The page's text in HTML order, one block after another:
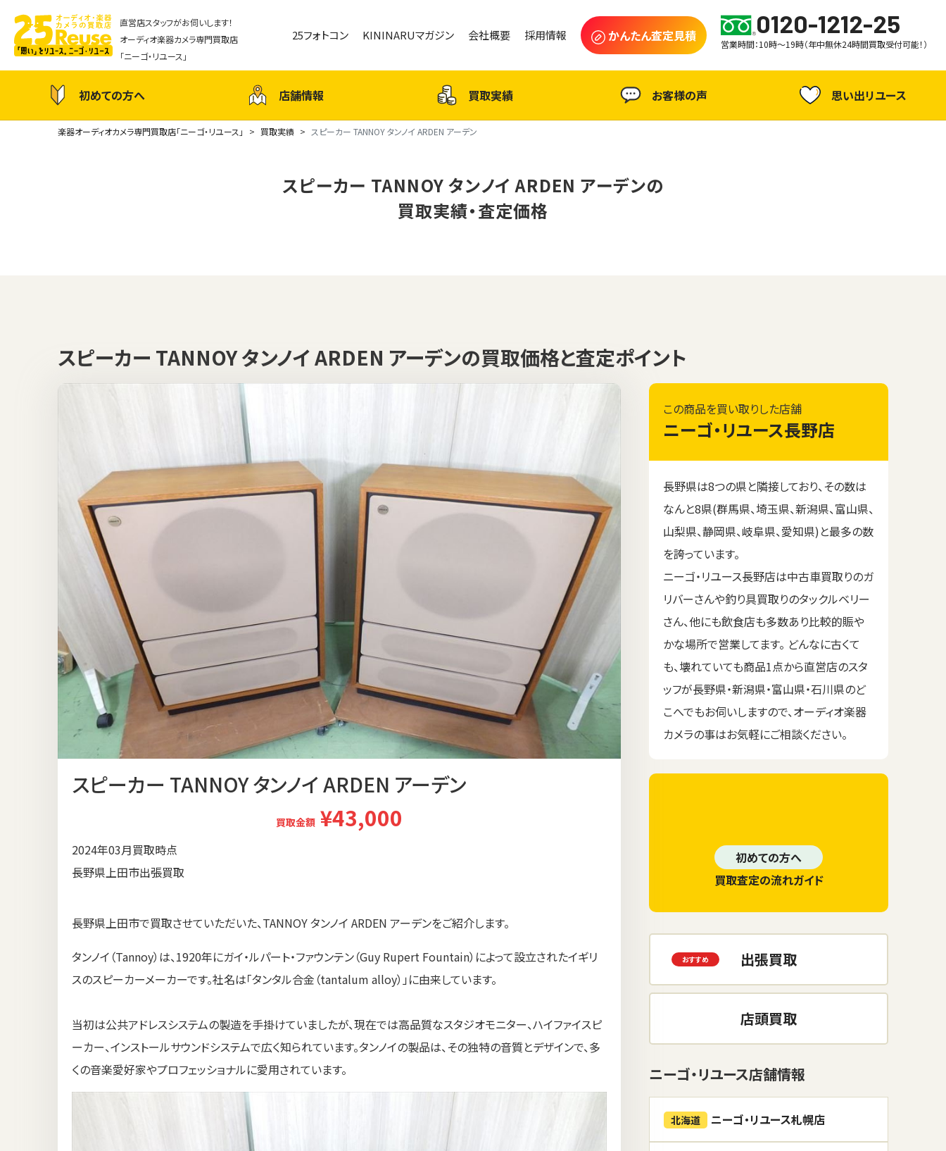
直営店スタッフがお伺いします！
オーディオ楽器カメラ専門買取店
「ニーゴ・リユース」
25フォトコン KININARUマガジン 会社概要 採用情報 かんたん査定見積 0120-1212-25
営業時間：10時～19時（年中無休24時間買取受付可能！）
初めての方へ 店舗情報 買取実績 お客様の声 思い出リユース
楽器オーディオカメラ専門買取店「ニーゴ・リユース」 買取実績 スピーカー TANNOY タンノイ ARDEN アーデン
スピーカー TANNOY タンノイ ARDEN アーデンの
買取実績・査定価格
スピーカー TANNOY タンノイ ARDEN アーデンの買取価格と査定ポイント
スピーカー TANNOY タンノイ ARDEN アーデン
買取金額 ¥43,000
2024年03月買取時点
長野県上田市出張買取
長野県上田市で買取させていただいた、TANNOY タンノイ ARDEN アーデンをご紹介します。
タンノイ（Tannoy）は、1920年にガイ・ルパート・ファウンテン（Guy Rupert Fountain）によって設立されたイギリ
スのスピーカーメーカーです。社名は「タンタル合金（tantalum alloy）」に由来しています。
当初は公共アドレスシステムの製造を手掛けていましたが、現在では高品質なスタジオモニター、ハイファイスピ
ーカー、インストールサウンドシステムで広く知られています。タンノイの製品は、その独特の音質とデザインで、多
くの音楽愛好家やプロフェッショナルに愛用されています。
この商品を買い取りした店舗
ニーゴ・リユース長野店
長野県は8つの県と隣接しており、その数は
なんと8県(群馬県、埼玉県、新潟県、富山県、
山梨県、静岡県、岐阜県、愛知県)と最多の数
を誇っています。
ニーゴ・リユース長野店は中古車買取りのガ
リバーさんや釣り具買取りのタックルベリー
さん、他にも飲食店も多数あり比較的賑や
かな場所で営業してます。 どんなに古くて
も、壊れていても商品1点から直営店のスタ
ッフが長野県・新潟県・富山県・石川県のど
こへでもお伺いしますので、オーディオ楽器
カメラの事はお気軽にご相談ください。
初めての方へ
買取査定の流れガイド
出張買取
店頭買取
ニーゴ・リユース店舗情報
北海道 ニーゴ・リユース札幌店